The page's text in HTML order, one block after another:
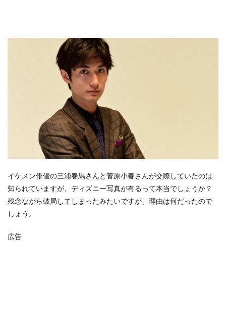
イケメン俳優の三浦春馬さんと菅原小春さんが交際していたのは
知られていますが、ディズニー写真が有るって本当でしょうか？
残念ながら破局してしまったみたいですが、理由は何だったので
しょう。
広告